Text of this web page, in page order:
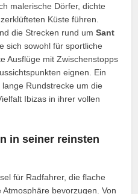
malerische Dörfer, dichte
Küste führen.
die Strecken rund umSant
sich sowohl für sportliche
Ausflüge mit Zwischenstopps
eignen. Ein
Rundstrecke um die
Ibizas in ihrer vollen
in seiner reinsten
für Radfahrer, die flache
bevorzugen. Von